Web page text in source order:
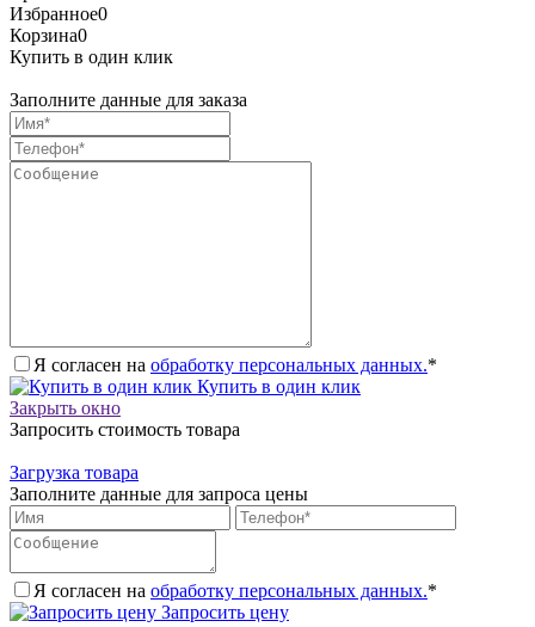
Избранное0
Корзина0
Купить в один клик
Заполните данные для заказа
Я согласен на обработку персональных данных.*
Купить в один клик
Закрыть окно
Запросить стоимость товара
Загрузка товара
Заполните данные для запроса цены
Я согласен на обработку персональных данных.*
Запросить цену